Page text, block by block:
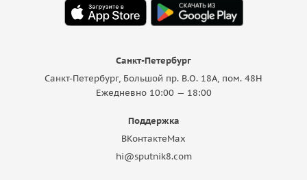
Санкт-Петербург
Санкт-Петербург, Большой пр. В.О. 18A, пом. 48Н
Ежедневно 10:00 — 18:00
Поддержка
ВКонтактеMax
hi@sputnik8.com